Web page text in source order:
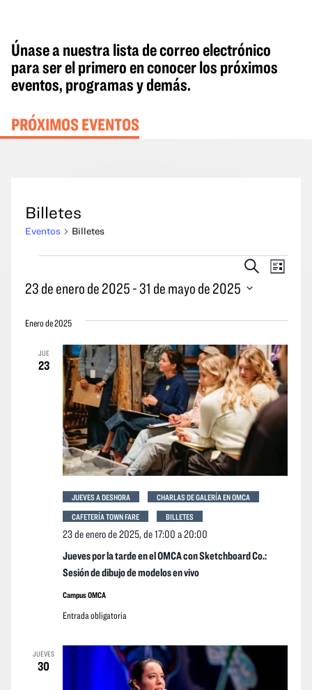
Únase a nuestra lista de correo electrónico
para ser el primero en conocer los próximos
eventos, programas y demás.
PRÓXIMOS EVENTOS
Billetes
Eventos Billetes
Eventos
Búsqueda
vistas
Buscar
vistas
de
los
Lista
23 de enero de 2025 - 31 de mayo de 2025
la
Enero de 2025
JUE
23
Jueves por la tarde en el OMCA con Sketchboard Co.:
Sesión de dibujo de modelos en vivo
23 de enero de 2025, de 17:00 a20:00
JUEVES A DESHORA
CHARLAS DE GALERÍA EN OMCA
CAFETERÍA TOWN FARE
BILLETES
Campus OMCA
Entrada obligatoria
JUEVES
30